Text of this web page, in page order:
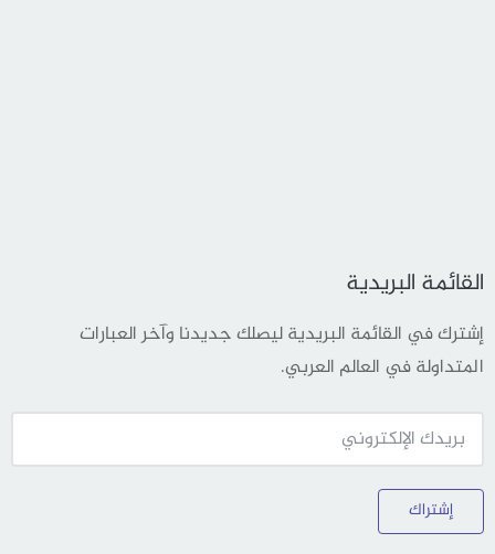
القائمة البريدية
إشترك في القائمة البريدية ليصلك جديدنا وآخر العبارات
المتداولة في العالم العربي.
إشتراك